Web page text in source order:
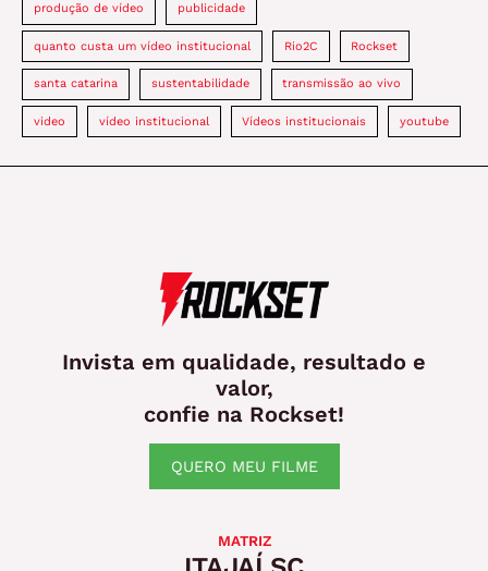
produção de vídeo publicidade
quanto custa um vídeo institucional Rio2C Rockset
santa catarina sustentabilidade transmissão ao vivo
video vídeo institucional Vídeos institucionais youtube
Invista em qualidade, resultado e
valor,
confie na Rockset!
QUERO MEU FILME
MATRIZ